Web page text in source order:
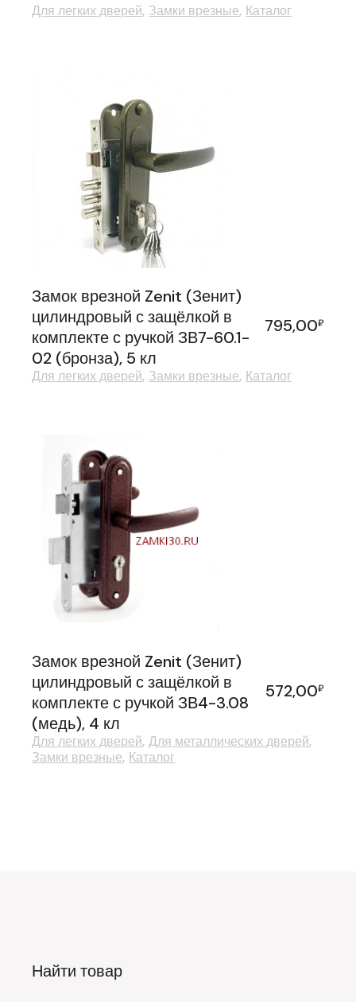
Для легких дверей Замки врезные Каталог
Замок врезной Zenit (Зенит)
цилиндровый с защёлкой в
комплекте с ручкой ЗВ7-60.1-
02 (бронза), 5 кл
795,00₽
Для легких дверей Замки врезные Каталог
Замок врезной Zenit (Зенит)
цилиндровый с защёлкой в
комплекте с ручкой ЗВ4-3.08
(медь), 4 кл
572,00₽
Для легких дверей Для металлических дверей
Замки врезные Каталог
Найти товар